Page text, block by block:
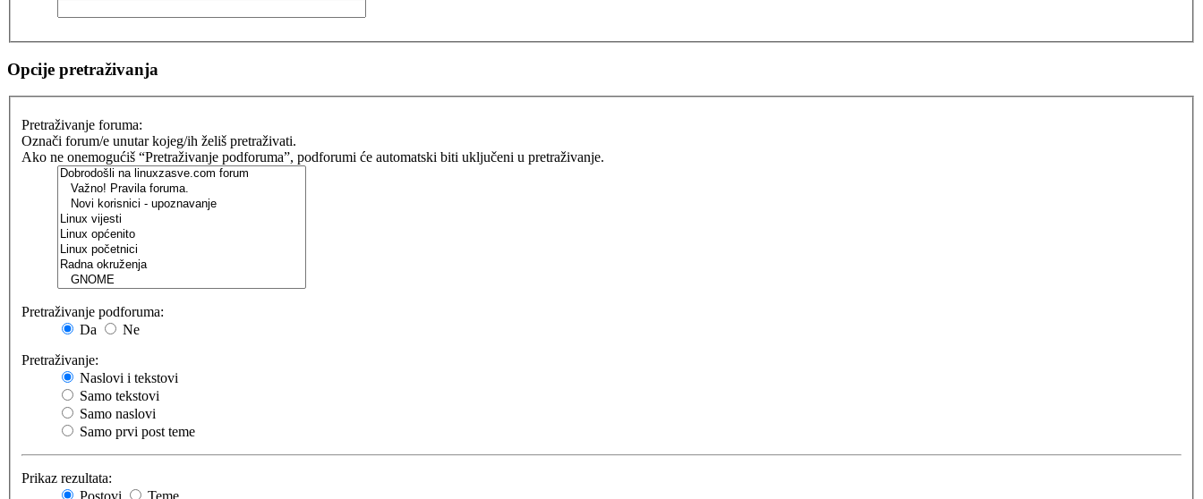
Opcije pretraživanja
Pretraživanje foruma:
Označi forum/e unutar kojeg/ih želiš pretraživati.
Ako ne onemogućiš “Pretraživanje podforuma”, podforumi će automatski biti uključeni u pretraživanje.
Pretraživanje podforuma:
Da
Ne
Pretraživanje:
Naslovi i tekstovi
Samo tekstovi
Samo naslovi
Samo prvi post teme
Prikaz rezultata:
Postovi
Teme